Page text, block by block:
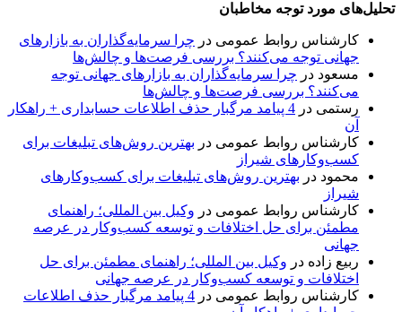
تحلیل‌های مورد توجه مخاطبان
کارشناس روابط عمومی در چرا سرمایه‌گذاران به بازارهای
جهانی توجه می‌کنند؟ بررسی فرصت‌ها و چالش‌ها
مسعود در چرا سرمایه‌گذاران به بازارهای جهانی توجه
می‌کنند؟ بررسی فرصت‌ها و چالش‌ها
رستمی در
4 پیامد مرگبار حذف اطلاعات حسابداری + راهکار
آن
کارشناس روابط عمومی در بهترین روش‌های تبلیغات برای
کسب‌وکارهای شیراز
محمود در بهترین روش‌های تبلیغات برای کسب‌وکارهای
شیراز
کارشناس روابط عمومی در وکیل بین المللی؛ راهنمای
مطمئن برای حل اختلافات و توسعه کسب‌وکار در عرصه
جهانی
ربیع زاده در وکیل بین المللی؛ راهنمای مطمئن برای حل
اختلافات و توسعه کسب‌وکار در عرصه جهانی
کارشناس روابط عمومی در
4 پیامد مرگبار حذف اطلاعات